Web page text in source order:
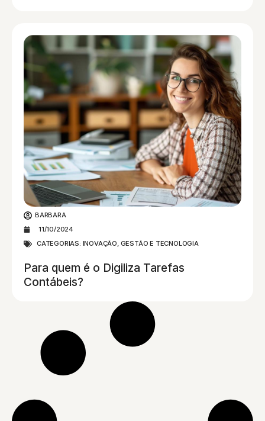
BARBARA
11/10/2024
CATEGORIAS: INOVAÇÃO, GESTÃO E TECNOLOGIA
Para quem é o Digiliza Tarefas
Contábeis?